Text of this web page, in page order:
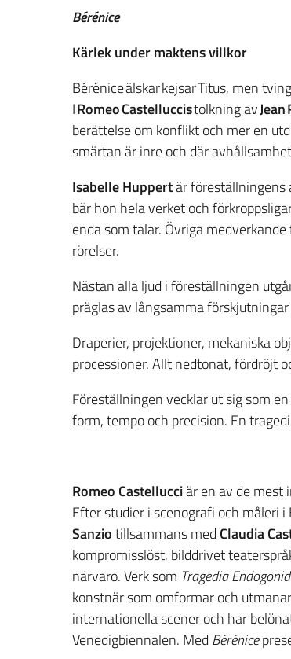
Bérénice
Kärlek under maktens villkor
Bérénice älskar kejsar Titus, men
IRomeoCastelluccistolkning avJean
berättelse om konflikt och mer en
smärtan är inre och där
Isabelle Huppertär föreställningens
bär hon hela verket och
enda som talar. Övriga
rörelser.
Nästan alla ljud i föreställningen
präglas av långsamma
Draperier, projektioner, mekaniska
processioner. Allt nedtonat, fördröjt
Föreställningen vecklar ut sig som
form, tempo och precision. En
Romeo Castellucciär en av de mest
Efter studier i scenografi och måleri
Sanziotillsammans med Claudia
kompromisslöst, bilddrivet
närvaro. Verk som Tragedia
konstnär som omformar och
internationella scener och har
Venedigbiennalen. Med Bérénice